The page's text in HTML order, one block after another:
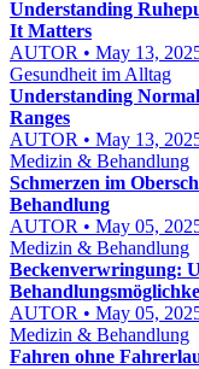
Understanding
It Matters
AUTOR • May 13,
Gesundheit im Alltag
Understanding
Ranges
AUTOR • May 13,
Medizin & Behandlung
Schmerzen im
Behandlung
AUTOR • May 05,
Medizin & Behandlung
Beckenverwringung:
AUTOR • May 05,
Medizin & Behandlung
Fahren ohne